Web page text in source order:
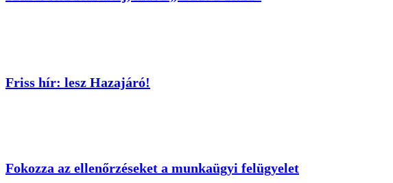
Friss hír: lesz Hazajáró!
Fokozza az ellenőrzéseket a munkaügyi felügyelet